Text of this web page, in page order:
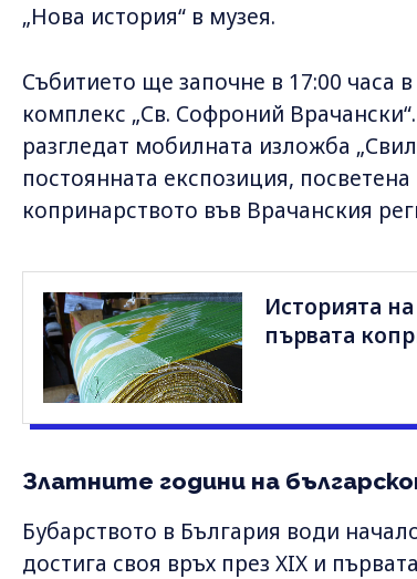
„Нова история“ в музея.
Събитието ще започне в 17:00 часа
комплекс „Св. Софроний
разгледат мобилната изложба
постоянната експозиция,
копринарството във Врачанския
Историята
първата
Златните години на
Бубарството в България води
достига своя връх през XIX и